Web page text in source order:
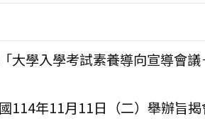
大學入學考試素養導向宣導會
114年11月11日（二）舉辦旨揭